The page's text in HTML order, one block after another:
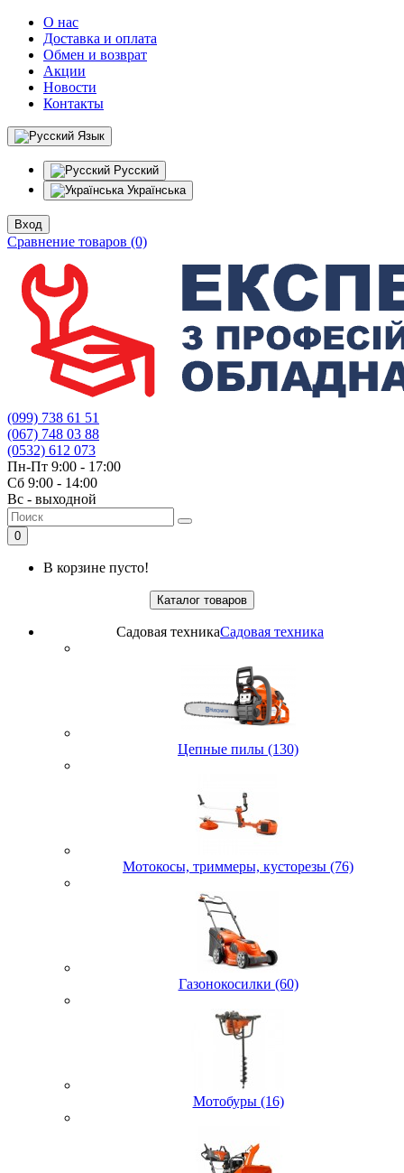
О нас
Доставка и оплата
Обмен и возврат
Акции
Новости
Контакты
Язык
Русский
Українська
Вход
Сравнение товаров (0)
(099) 738 61 51
(067) 748 03 88
(0532) 612 073
Пн-Пт 9:00 - 17:00
Сб 9:00 - 14:00
Вс - выходной
0
В корзине пусто!
Каталог товаров
Садовая техникаСадовая техника
Цепные пилы (130)
Мотокосы, триммеры, кусторезы (76)
Газонокосилки (60)
Мотобуры (16)